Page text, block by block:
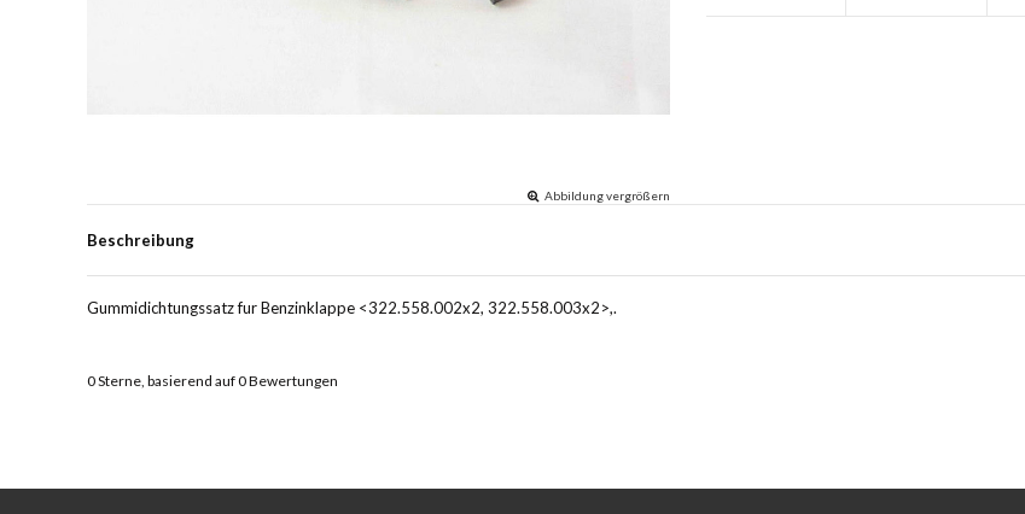
Abbildung vergrößern
Beschreibung
Gummidichtungssatz fur Benzinklappe <322.558.002x2, 322.558.003x2>,.
0Sterne, basierend auf0Bewertungen